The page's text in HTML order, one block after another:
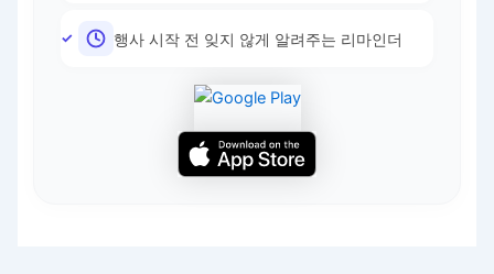
행사 시작 전 잊지 않게 알려주는 리마인더